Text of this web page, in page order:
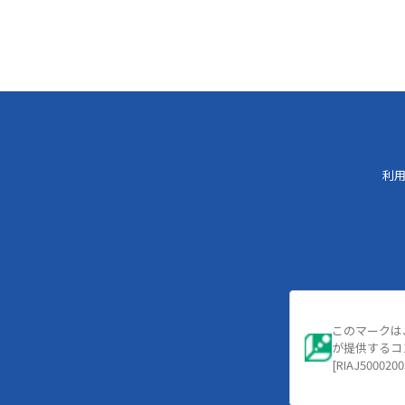
利
このマーク
が提供する